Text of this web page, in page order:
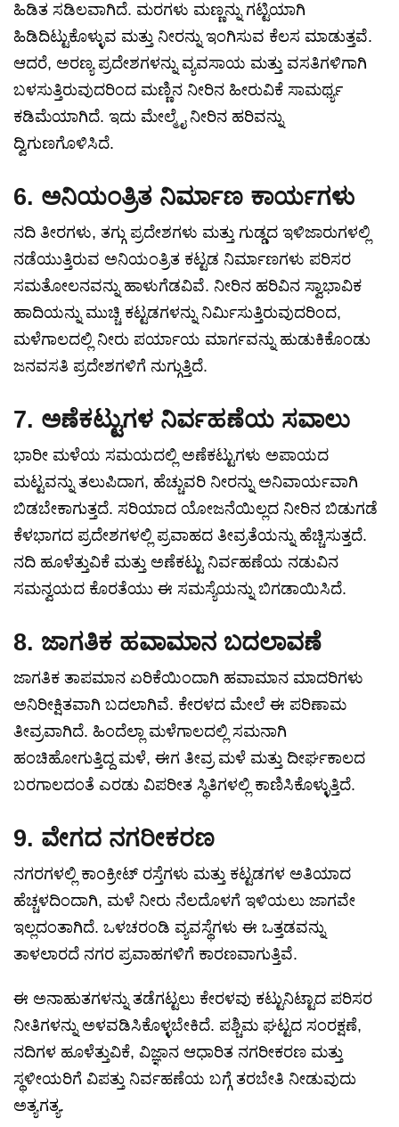
ಹಿಡಿತ ಸಡಿಲವಾಗಿದೆ. ಮರಗಳು ಮಣ್ಣನ್ನು ಗಟ್ಟಿಯಾಗಿ
ಹಿಡಿದಿಟ್ಟುಕೊಳ್ಳುವ ಮತ್ತು ನೀರನ್ನು ಇಂಗಿಸುವ ಕೆಲಸ ಮಾಡುತ್ತವೆ.
ಆದರೆ, ಅರಣ್ಯ ಪ್ರದೇಶಗಳನ್ನು ವ್ಯವಸಾಯ ಮತ್ತು ವಸತಿಗಳಿಗಾಗಿ
ಬಳಸುತ್ತಿರುವುದರಿಂದ ಮಣ್ಣಿನ ನೀರಿನ ಹೀರುವಿಕೆ ಸಾಮರ್ಥ್ಯ
ಕಡಿಮೆಯಾಗಿದೆ. ಇದು ಮೇಲ್ಮೈ ನೀರಿನ ಹರಿವನ್ನು
ದ್ವಿಗುಣಗೊಳಿಸಿದೆ.
6. ಅನಿಯಂತ್ರಿತ ನಿರ್ಮಾಣ ಕಾರ್ಯಗಳು
ನದಿ ತೀರಗಳು, ತಗ್ಗು ಪ್ರದೇಶಗಳು ಮತ್ತು ಗುಡ್ಡದ ಇಳಿಜಾರುಗಳಲ್ಲಿ
ನಡೆಯುತ್ತಿರುವ ಅನಿಯಂತ್ರಿತ ಕಟ್ಟಡ ನಿರ್ಮಾಣಗಳು ಪರಿಸರ
ಸಮತೋಲನವನ್ನು ಹಾಳುಗೆಡವಿವೆ. ನೀರಿನ ಹರಿವಿನ ಸ್ವಾಭಾವಿಕ
ಹಾದಿಯನ್ನು ಮುಚ್ಚಿ ಕಟ್ಟಡಗಳನ್ನು ನಿರ್ಮಿಸುತ್ತಿರುವುದರಿಂದ,
ಮಳೆಗಾಲದಲ್ಲಿ ನೀರು ಪರ್ಯಾಯ ಮಾರ್ಗವನ್ನು ಹುಡುಕಿಕೊಂಡು
ಜನವಸತಿ ಪ್ರದೇಶಗಳಿಗೆ ನುಗ್ಗುತ್ತಿದೆ.
7. ಅಣೆಕಟ್ಟುಗಳ ನಿರ್ವಹಣೆಯ ಸವಾಲು
ಭಾರೀ ಮಳೆಯ ಸಮಯದಲ್ಲಿ ಅಣೆಕಟ್ಟುಗಳು ಅಪಾಯದ
ಮಟ್ಟವನ್ನು ತಲುಪಿದಾಗ, ಹೆಚ್ಚುವರಿ ನೀರನ್ನು ಅನಿವಾರ್ಯವಾಗಿ
ಬಿಡಬೇಕಾಗುತ್ತದೆ. ಸರಿಯಾದ ಯೋಜನೆಯಿಲ್ಲದ ನೀರಿನ ಬಿಡುಗಡೆ
ಕೆಳಭಾಗದ ಪ್ರದೇಶಗಳಲ್ಲಿ ಪ್ರವಾಹದ ತೀವ್ರತೆಯನ್ನು ಹೆಚ್ಚಿಸುತ್ತದೆ.
ನದಿ ಹೂಳೆತ್ತುವಿಕೆ ಮತ್ತು ಅಣೆಕಟ್ಟು ನಿರ್ವಹಣೆಯ ನಡುವಿನ
ಸಮನ್ವಯದ ಕೊರತೆಯು ಈ ಸಮಸ್ಯೆಯನ್ನು ಬಿಗಡಾಯಿಸಿದೆ.
8. ಜಾಗತಿಕ ಹವಾಮಾನ ಬದಲಾವಣೆ
ಜಾಗತಿಕ ತಾಪಮಾನ ಏರಿಕೆಯಿಂದಾಗಿ ಹವಾಮಾನ ಮಾದರಿಗಳು
ಅನಿರೀಕ್ಷಿತವಾಗಿ ಬದಲಾಗಿವೆ. ಕೇರಳದ ಮೇಲೆ ಈ ಪರಿಣಾಮ
ತೀವ್ರವಾಗಿದೆ. ಹಿಂದೆಲ್ಲಾ ಮಳೆಗಾಲದಲ್ಲಿ ಸಮನಾಗಿ
ಹಂಚಿಹೋಗುತ್ತಿದ್ದ ಮಳೆ, ಈಗ ತೀವ್ರ ಮಳೆ ಮತ್ತು ದೀರ್ಘಕಾಲದ
ಬರಗಾಲದಂತೆ ಎರಡು ವಿಪರೀತ ಸ್ಥಿತಿಗಳಲ್ಲಿ ಕಾಣಿಸಿಕೊಳ್ಳುತ್ತಿದೆ.
9. ವೇಗದ ನಗರೀಕರಣ
ನಗರಗಳಲ್ಲಿ ಕಾಂಕ್ರೀಟ್ ರಸ್ತೆಗಳು ಮತ್ತು ಕಟ್ಟಡಗಳ ಅತಿಯಾದ
ಹೆಚ್ಚಳದಿಂದಾಗಿ, ಮಳೆ ನೀರು ನೆಲದೊಳಗೆ ಇಳಿಯಲು ಜಾಗವೇ
ಇಲ್ಲದಂತಾಗಿದೆ. ಒಳಚರಂಡಿ ವ್ಯವಸ್ಥೆಗಳು ಈ ಒತ್ತಡವನ್ನು
ತಾಳಲಾರದೆ ನಗರ ಪ್ರವಾಹಗಳಿಗೆ ಕಾರಣವಾಗುತ್ತಿವೆ.
ಈ ಅನಾಹುತಗಳನ್ನು ತಡೆಗಟ್ಟಲು ಕೇರಳವು ಕಟ್ಟುನಿಟ್ಟಾದ ಪರಿಸರ
ನೀತಿಗಳನ್ನು ಅಳವಡಿಸಿಕೊಳ್ಳಬೇಕಿದೆ. ಪಶ್ಚಿಮ ಘಟ್ಟದ ಸಂರಕ್ಷಣೆ,
ನದಿಗಳ ಹೂಳೆತ್ತುವಿಕೆ, ವಿಜ್ಞಾನ ಆಧಾರಿತ ನಗರೀಕರಣ ಮತ್ತು
ಸ್ಥಳೀಯರಿಗೆ ವಿಪತ್ತು ನಿರ್ವಹಣೆಯ ಬಗ್ಗೆ ತರಬೇತಿ ನೀಡುವುದು
ಅತ್ಯಗತ್ಯ.